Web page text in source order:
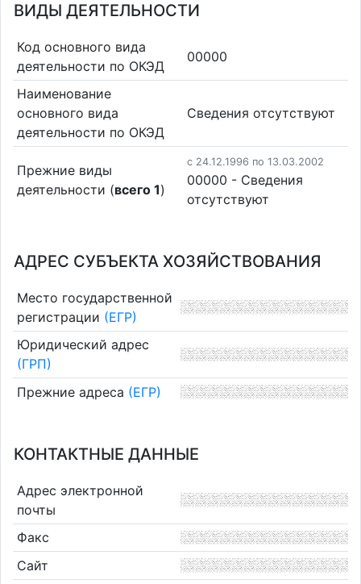
ВИДЫ ДЕЯТЕЛЬНОСТИ
Код основного вида
деятельности по ОКЭД
00000
Наименование
основного вида
деятельности по ОКЭД
Cведения отсутствуют
Прежние виды
деятельности (всего 1)
c 24.12.1996 по 13.03.2002
00000 - Cведения
отсутствуют
АДРЕС СУБЪЕКТА ХОЗЯЙСТВОВАНИЯ
Место государственной
регистрации (ЕГР)
Юридический адрес
(ГРП)
Прежние адреса (ЕГР)
КОНТАКТНЫЕ ДАННЫЕ
Адрес электронной
почты
Факс
Сайт